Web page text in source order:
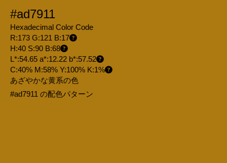
#ad7911
Hexadecimal Color Code
R:173 G:121 B:17
H:40 S:90 B:68
L*:54.65 a*:12.22 b*:57.52
C:40% M:58% Y:100% K:1%
あざやかな黄系の色
#ad7911 の配色パターン